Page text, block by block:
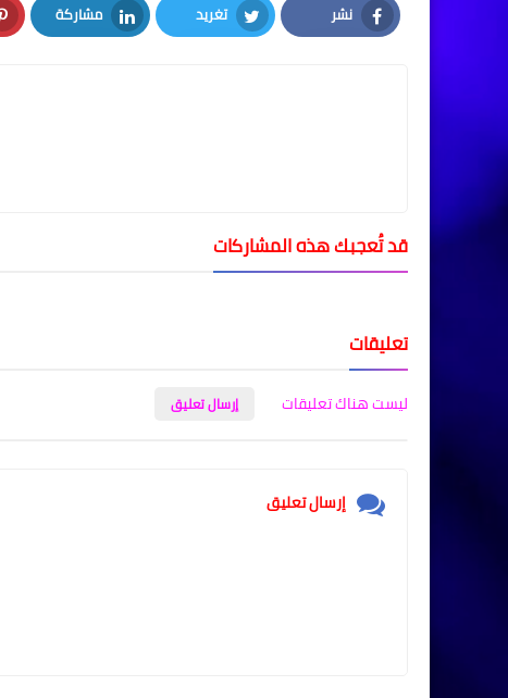
نشر
Facebook
تغريد
Twitter
مشاركة
LinkedIn
قد تُعجبك هذه المشاركات
تعليقات
ليست هناك تعليقات إرسال تعليق
إرسال تعليق